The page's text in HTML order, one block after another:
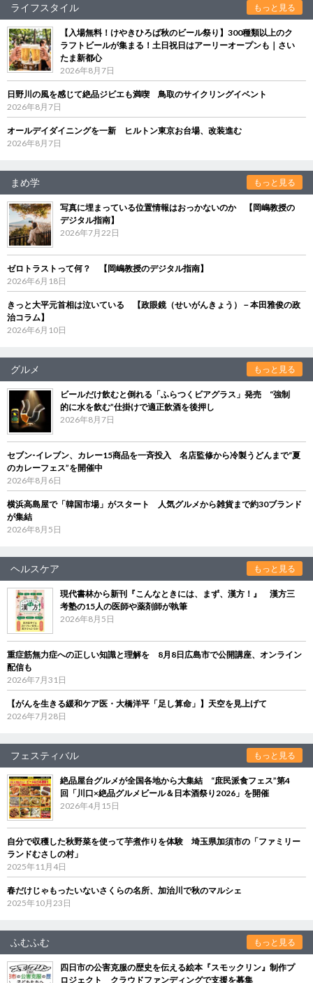
ライフスタイル もっと見る
【入場無料！けやきひろば秋のビール祭り】300種類以上のク
ラフトビールが集まる！土日祝日はアーリーオープンも｜さい
たま新都心
2026年8月7日
日野川の風を感じて絶品ジビエも満喫 鳥取のサイクリングイベント
2026年8月7日
オールデイダイニングを一新 ヒルトン東京お台場、改装進む
2026年8月7日
まめ学 もっと見る
写真に埋まっている位置情報はおっかないのか 【岡嶋教授の
デジタル指南】
2026年7月22日
ゼロトラストって何？ 【岡嶋教授のデジタル指南】
2026年6月18日
きっと大平元首相は泣いている 【政眼鏡（せいがんきょう）－本田雅俊の政
治コラム】
2026年6月10日
グルメ もっと見る
ビールだけ飲むと倒れる「ふらつくビアグラス」発売 “強制
的に水を飲む”仕掛けで適正飲酒を後押し
2026年8月7日
セブン‐イレブン、カレー15商品を一斉投入 名店監修から冷製うどんまで“夏
のカレーフェス”を開催中
2026年8月6日
横浜高島屋で「韓国市場」がスタート 人気グルメから雑貨まで約30ブランド
が集結
2026年8月5日
ヘルスケア もっと見る
現代書林から新刊『こんなときには、まず、漢方！』 漢方三
考塾の15人の医師や薬剤師が執筆
2026年8月5日
重症筋無力症への正しい知識と理解を 8月8日広島市で公開講座、オンライン
配信も
2026年7月31日
【がんを生きる緩和ケア医・大橋洋平「足し算命」】天空を見上げて
2026年7月28日
フェスティバル もっと見る
絶品屋台グルメが全国各地から大集結 “庶民派食フェス”第4
回「川口×絶品グルメビール＆日本酒祭り2026」を開催
2026年4月15日
自分で収穫した秋野菜を使って芋煮作りを体験 埼玉県加須市の「ファミリー
ランドむさしの村」
2025年11月4日
春だけじゃもったいないさくらの名所、加治川で秋のマルシェ
2025年10月23日
ふむふむ もっと見る
四日市の公害克服の歴史を伝える絵本『スモックリン』制作プ
ロジェクト クラウドファンディングで支援を募集